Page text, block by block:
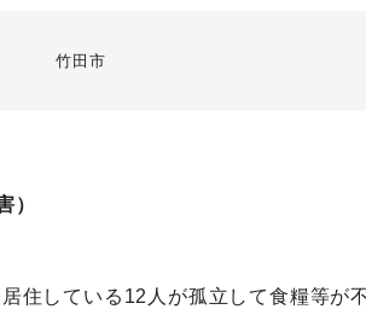
竹田市
）
住している12人が孤立して食糧等が